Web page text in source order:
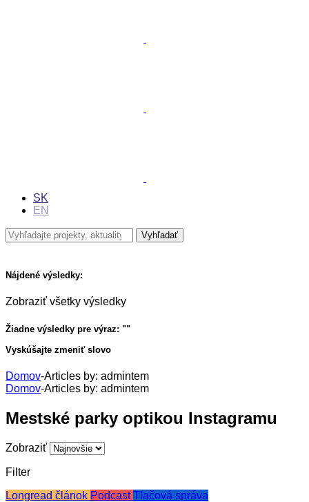
SK
EN
Nájdené výsledky:
Zobraziť všetky výsledky
Žiadne výsledky pre výraz: ""
Vyskúšajte zmeniť slovo
Domov-Articles by: admintem
Domov-Articles by: admintem
Mestské parky optikou Instagramu
Zobraziť
Filter
Longread článok PodcastTlačová správa